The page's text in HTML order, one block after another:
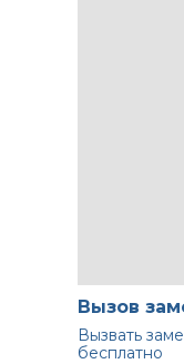
Вызов
Вызвать
бесплатно